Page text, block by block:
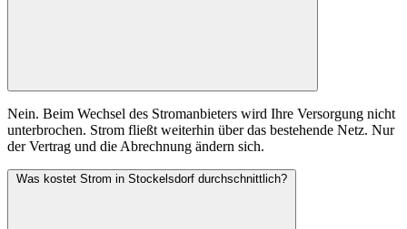
Nein. Beim Wechsel des Stromanbieters wird Ihre Versorgung nicht
unterbrochen. Strom fließt weiterhin über das bestehende Netz. Nur
der Vertrag und die Abrechnung ändern sich.
Was kostet Strom in Stockelsdorf durchschnittlich?